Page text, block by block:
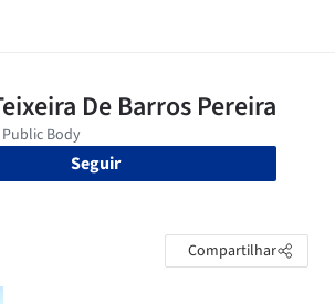
Seguir
Compartilhar